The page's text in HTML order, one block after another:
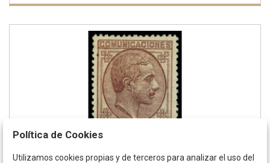
Lote 1132
Política de Cookies
Utilizamos cookies propias y de terceros para analizar el uso del